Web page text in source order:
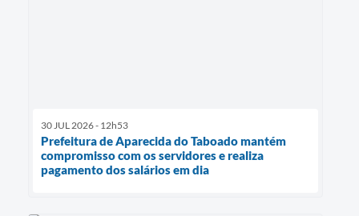
30 JUL 2026 - 12h53
Prefeitura de Aparecida do Taboado mantém
compromisso com os servidores e realiza
pagamento dos salários em dia